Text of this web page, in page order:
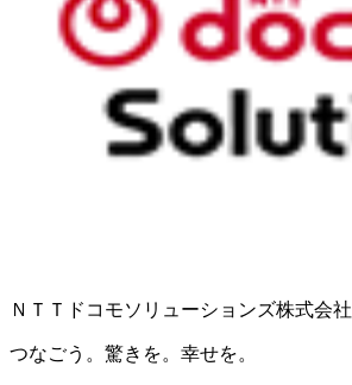
ＮＴＴドコモソリューションズ株式会社
つなごう。驚きを。幸せを。